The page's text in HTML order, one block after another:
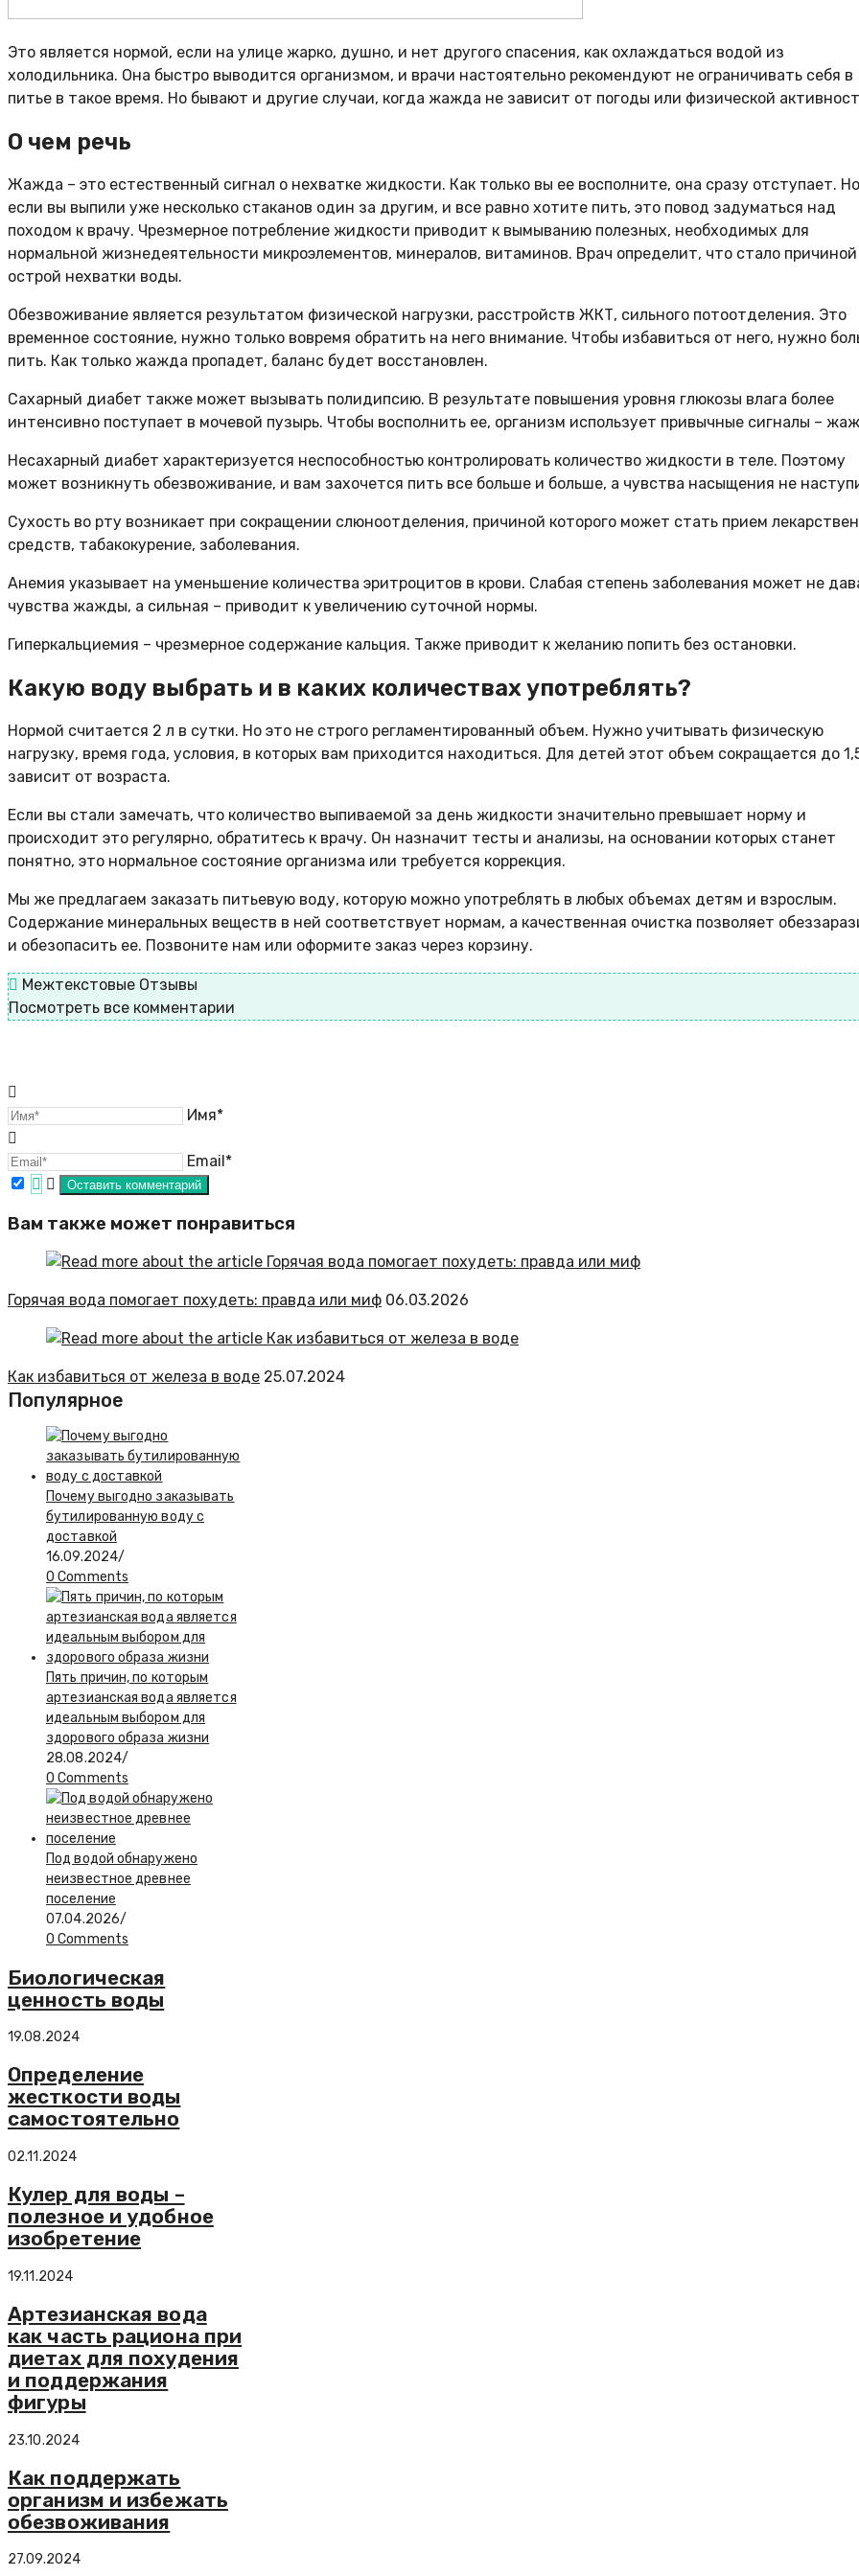
Это является нормой, если на улице жарко, душно, и нет другого спасения, как охлаждаться водой из
холодильника. Она быстро выводится организмом, и врачи настоятельно рекомендуют не ограничивать себя в
питье в такое время. Но бывают и другие случаи, когда жажда не зависит от погоды или физической
О чем речь
Жажда – это естественный сигнал о нехватке жидкости. Как только вы ее восполните, она сразу отступает. Но
если вы выпили уже несколько стаканов один за другим, и все равно хотите пить, это повод задуматься над
походом к врачу. Чрезмерное потребление жидкости приводит к вымыванию полезных, необходимых для
нормальной жизнедеятельности микроэлементов, минералов, витаминов. Врач определит, что стало причиной
острой нехватки воды.
Обезвоживание является результатом физической нагрузки, расстройств ЖКТ, сильного потоотделения. Это
временное состояние, нужно только вовремя обратить на него внимание. Чтобы избавиться от него, нужно
пить. Как только жажда пропадет, баланс будет восстановлен.
Сахарный диабет также может вызывать полидипсию. В результате повышения уровня глюкозы влага более
интенсивно поступает в мочевой пузырь. Чтобы восполнить ее, организм использует привычные сигналы –
Несахарный диабет характеризуется неспособностью контролировать количество жидкости в теле. Поэтому
может возникнуть обезвоживание, и вам захочется пить все больше и больше, а чувства насыщения не
Сухость во рту возникает при сокращении слюноотделения, причиной которого может стать прием
средств, табакокурение, заболевания.
Анемия указывает на уменьшение количества эритроцитов в крови. Слабая степень заболевания может не
чувства жажды, а сильная – приводит к увеличению суточной нормы.
Гиперкальциемия – чрезмерное содержание кальция. Также приводит к желанию попить без остановки.
Какую воду выбрать и в каких количествах употреблять?
Нормой считается 2 л в сутки. Но это не строго регламентированный объем. Нужно учитывать физическую
нагрузку, время года, условия, в которых вам приходится находиться. Для детей этот объем сокращается до
зависит от возраста.
Если вы стали замечать, что количество выпиваемой за день жидкости значительно превышает норму и
происходит это регулярно, обратитесь к врачу. Он назначит тесты и анализы, на основании которых станет
понятно, это нормальное состояние организма или требуется коррекция.
Мы же предлагаем заказать питьевую воду, которую можно употреблять в любых объемах детям и взрослым.
Содержание минеральных веществ в ней соответствует нормам, а качественная очистка позволяет
и обезопасить ее. Позвоните нам или оформите заказ через корзину.
Межтекстовые Отзывы
Посмотреть все комментарии
Имя*
Email*
Вам также может понравиться
Горячая вода помогает похудеть: правда или миф 06.03.2026
Как избавиться от железа в воде 25.07.2024
Популярное
Почему выгодно заказывать
бутилированную воду с
доставкой
16.09.2024/
0 Comments
Пять причин, по которым
артезианская вода является
идеальным выбором для
здорового образа жизни
28.08.2024/
0 Comments
Под водой обнаружено
неизвестное древнее
поселение
07.04.2026/
0 Comments
Биологическая
ценность воды
19.08.2024
Определение
жесткости воды
самостоятельно
02.11.2024
Кулер для воды –
полезное и удобное
изобретение
19.11.2024
Артезианская вода
как часть рациона при
диетах для похудения
и поддержания
фигуры
23.10.2024
Как поддержать
организм и избежать
обезвоживания
27.09.2024